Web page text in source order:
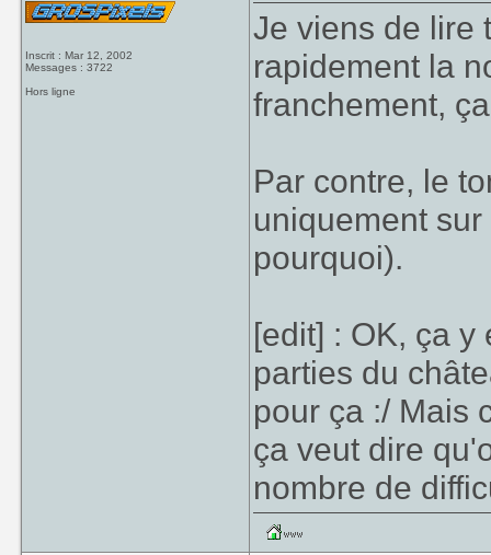
Inscrit : Mar 12, 2002
Messages : 3722
Hors ligne
Je viens de lire
rapidement la
franchement,
Par contre, le
uniquement
pourquoi).
[edit] : OK, ça
parties du
pour ça :/ Mais
ça veut dire
nombre de